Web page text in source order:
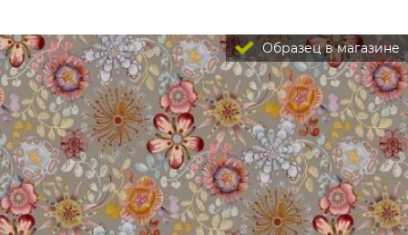
Образец в магазине